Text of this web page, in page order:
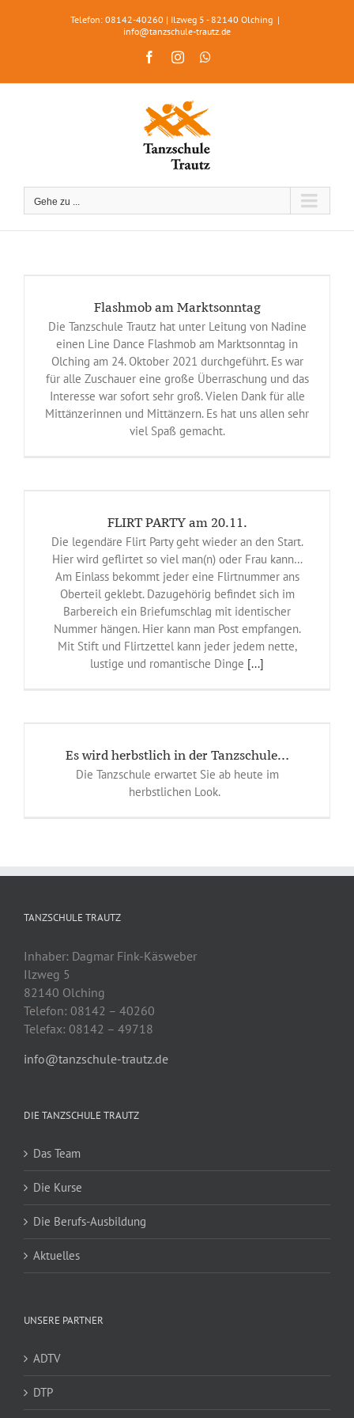
Telefon: 08142-40260 | Ilzweg 5 - 82140 Olching |
info@tanzschule-trautz.de
FacebookInstagram
Gehe zu ...
Flashmob am Marktsonntag
Die Tanzschule Trautz hat unter Leitung von Nadine
einen Line Dance Flashmob am Marktsonntag in
Olching am 24. Oktober 2021 durchgeführt. Es war
für alle Zuschauer eine große Überraschung und das
Interesse war sofort sehr groß. Vielen Dank für alle
Mittänzerinnen und Mittänzern. Es hat uns allen sehr
viel Spaß gemacht.
FLIRT PARTY am 20.11.
Die legendäre Flirt Party geht wieder an den Start.
Hier wird geflirtet so viel man(n) oder Frau kann…
Am Einlass bekommt jeder eine Flirtnummer ans
Oberteil geklebt. Dazugehörig befindet sich im
Barbereich ein Briefumschlag mit identischer
Nummer hängen. Hier kann man Post empfangen.
Mit Stift und Flirtzettel kann jeder jedem nette,
lustige und romantische Dinge [...]
Es wird herbstlich in der Tanzschule…
Die Tanzschule erwartet Sie ab heute im
herbstlichen Look.
TANZSCHULE TRAUTZ
Inhaber: Dagmar Fink-Käsweber
Ilzweg 5
82140 Olching
Telefon: 08142 – 40260
Telefax: 08142 – 49718
info@tanzschule-trautz.de
DIE TANZSCHULE TRAUTZ
Das Team
Die Kurse
Die Berufs-Ausbildung
Aktuelles
UNSERE PARTNER
ADTV
DTP